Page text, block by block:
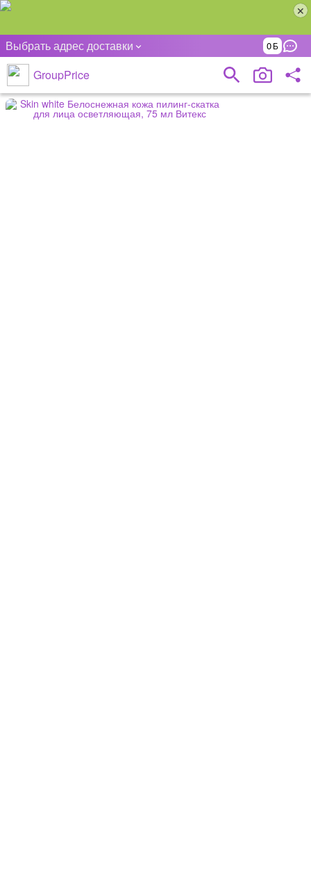
Выбрать адрес доставки 0
GroupPrice